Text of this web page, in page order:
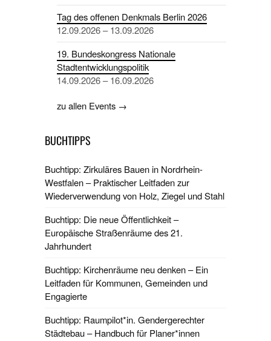
Tag des offenen Denkmals Berlin 2026
12.09.2026 – 13.09.2026
19. Bundeskongress Nationale
Stadtentwicklungspolitik
14.09.2026 – 16.09.2026
zu allen Events →
BUCHTIPPS
Buchtipp: Zirkuläres Bauen in Nordrhein-
Westfalen – Praktischer Leitfaden zur
Wiederverwendung von Holz, Ziegel und Stahl
Buchtipp: Die neue Öffentlichkeit –
Europäische Straßenräume des 21.
Jahrhundert
Buchtipp: Kirchenräume neu denken – Ein
Leitfaden für Kommunen, Gemeinden und
Engagierte
Buchtipp: Raumpilot*in. Gendergerechter
Städtebau – Handbuch für Planer*innen